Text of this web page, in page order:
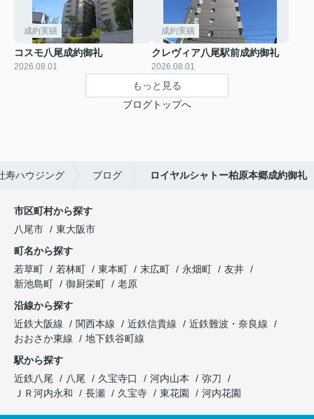
成約実績
コスモ八尾成約御礼
2026.08.01
成約実績
クレヴィア八尾駅前成約御礼
2026.08.01
もっと見る
ブログトップへ
寿ハウジング ブログ ロイヤルシャトー柏原本郷成約御礼
市区町村から探す
八尾市
東大阪市
町名から探す
若草町
若林町 東本町 末広町 永畑町
友井
新池島町
御厨栄町
老原
沿線から探す
近鉄大阪線
関西本線 近鉄信貴線
近鉄難波・奈良線
おおさか東線
地下鉄谷町線
駅から探す
近鉄八尾
八尾 久宝寺口 河内山本
弥刀
ＪＲ河内永和
長瀬 久宝寺 東花園 河内花園